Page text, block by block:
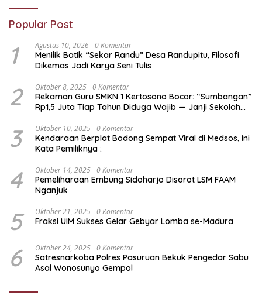
Popular Post
1 Agustus 10, 2026 0 Komentar
Menilik Batik “Sekar Randu” Desa Randupitu, Filosofi
Dikemas Jadi Karya Seni Tulis
2 Oktober 8, 2025 0 Komentar
Rekaman Guru SMKN 1 Kertosono Bocor: “Sumbangan”
Rp1,5 Juta Tiap Tahun Diduga Wajib — Janji Sekolah
3 Oktober 10, 2025 0 Komentar
Kendaraan Berplat Bodong Sempat Viral di Medsos, Ini
Kata Pemiliknya :
4 Oktober 14, 2025 0 Komentar
Pemeliharaan Embung Sidoharjo Disorot LSM FAAM
Nganjuk
5 Oktober 21, 2025 0 Komentar
Fraksi UIM Sukses Gelar Gebyar Lomba se-Madura
6 Oktober 24, 2025 0 Komentar
Satresnarkoba Polres Pasuruan Bekuk Pengedar Sabu
Asal Wonosunyo Gempol